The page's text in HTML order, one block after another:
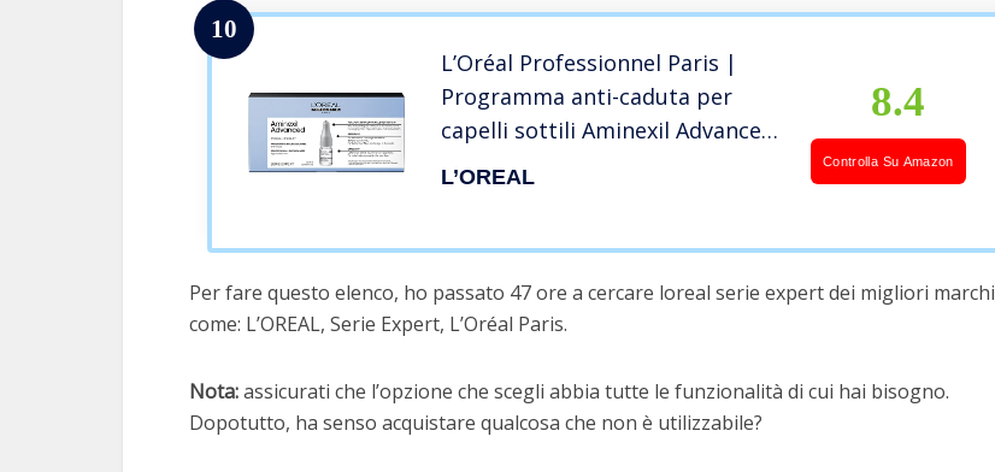
10
L’Oréal Professionnel Paris |
Programma anti-caduta per
capelli sottili Aminexil Advanced
Serie Expert, 10 fiale x 6 ml
L’OREAL
8.4
Controlla Su Amazon
Per fare questo elenco, ho passato 47 ore a cercare loreal serie expert dei migliori marchi
come: L’OREAL, Serie Expert, L’Oréal Paris.
Nota:assicurati che l’opzione che scegli abbia tutte le funzionalità di cui hai bisogno.
Dopotutto, ha senso acquistare qualcosa che non è utilizzabile?